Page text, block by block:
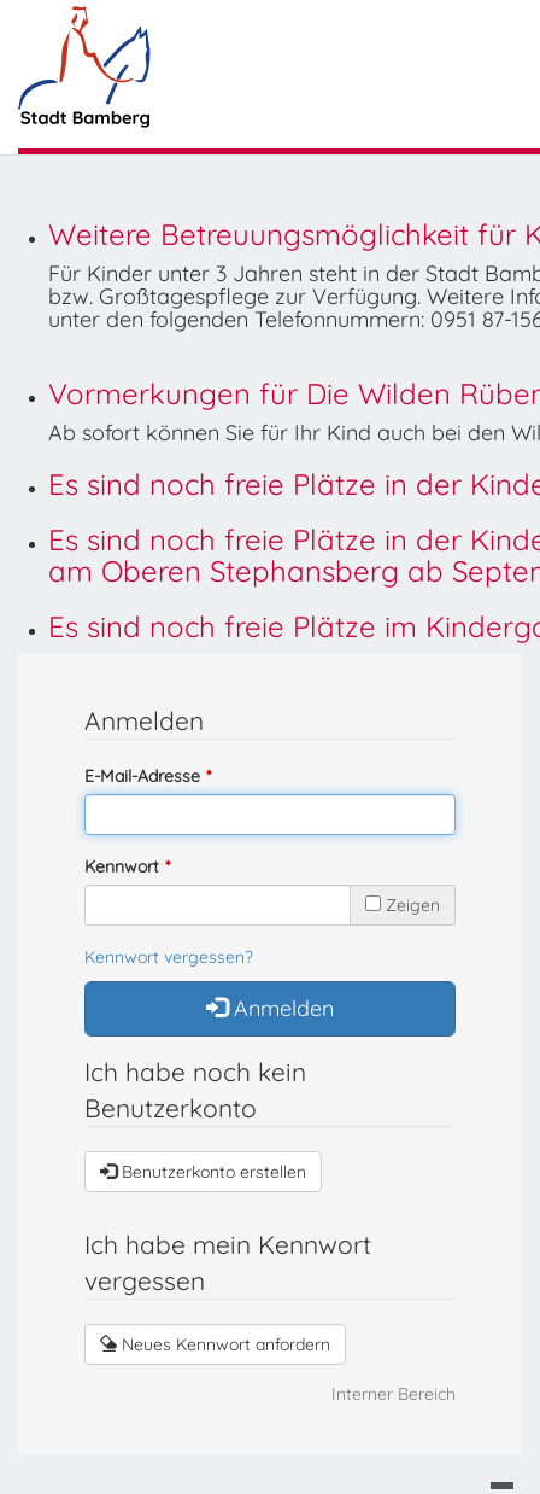
Weitere Betreuungsmöglichkeit für
Für Kinder unter 3 Jahren steht in der Stadt
bzw. Großtagespflege zur Verfügung. Weitere
unter den folgenden Telefonnummern: 0951 87-
Vormerkungen für Die Wilden
Ab sofort können Sie für Ihr Kind auch bei den
Es sind noch freie Plätze in der
Es sind noch freie Plätze in der
am Oberen Stephansberg ab
Es sind noch freie Plätze im
Anmelden
E-Mail-Adresse
Kennwort
Zeigen
Kennwort vergessen?
Anmelden
Ich habe noch kein
Benutzerkonto
Benutzerkonto erstellen
Ich habe mein Kennwort
vergessen
Neues Kennwort anfordern
Interner Bereich